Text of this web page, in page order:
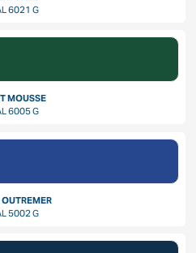
6021 G
MOUSSE
6005 G
OUTREMER
5002 G